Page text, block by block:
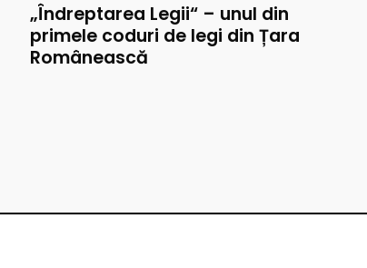
„Îndreptarea Legii“ – unul din
primele coduri de legi din Țara
Românească